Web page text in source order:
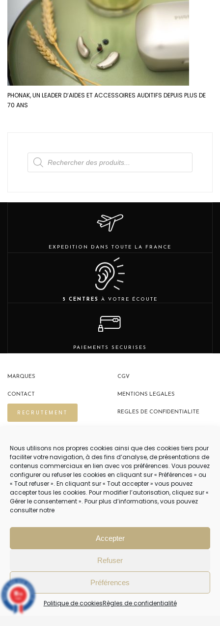
Nous utilisons nos propres cookies ainsi que des cookies tiers pour
faciliter votre navigation, à des fins d’analyse, de présentations de
contenus commerciaux en lien avec vos préférences. Vous pouvez
configurer ou refuser les cookies en cliquant sur « Préférences » ou
« Tout refuser ». En cliquant sur « Tout accepter » vous pouvez
accepter tous les cookies. Pour modifier l’autorisation, cliquez sur «
Gérer le consentement ». Pour plus d’informations, vous pouvez
consulter notre
Accepter
Refuser
Préférences
Politique de cookiesRègles de confidentialité
PHONAK, UN LEADER D’AIDES ET ACCESSOIRES AUDITIFS DEPUIS PLUS DE
70 ANS
Recherche
de
produits
EXPEDITION DANS TOUTE LA FRANCE
5 CENTRES À VOTRE ÉCOUTE
PAIEMENTS SECURISES
MARQUES
CONTACT
RECRUTEMENT
CGV
MENTIONS LEGALES
REGLES DE CONFIDENTIALITE
NOUS CONTACTER
04 22 54 75 02
NOTRE SERVICE CLIENT EST OUVERT DU LUNDI AU VENDREDI DE 9H À 12H
10/10
4 avis